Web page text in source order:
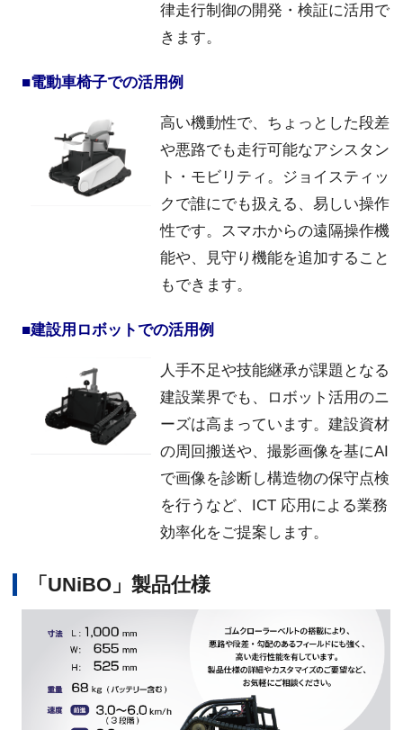
律走行制御の開発・検証に活用で
きます。
■電動車椅子での活用例
高い機動性で、ちょっとした段差
や悪路でも走行可能なアシスタン
ト・モビリティ。ジョイスティッ
クで誰にでも扱える、易しい操作
性です。スマホからの遠隔操作機
能や、見守り機能を追加すること
もできます。
■建設用ロボットでの活用例
人手不足や技能継承が課題となる
建設業界でも、ロボット活用のニ
ーズは高まっています。建設資材
の周回搬送や、撮影画像を基にAI
で画像を診断し構造物の保守点検
を行うなど、ICT 応用による業務
効率化をご提案します。
「UNiBO」製品仕様